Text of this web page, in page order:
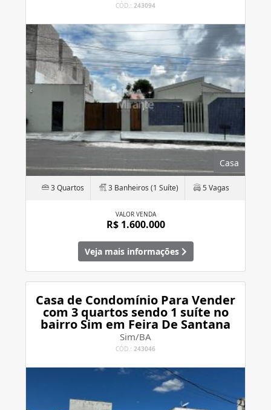
CÓD.: 243094
Casa
3 Quartos 3 Banheiros (1 Suíte) 5 Vagas
VALOR VENDA
R$ 1.600.000
Veja mais informações
Casa de Condomínio Para Vender
com 3 quartos sendo 1 suíte no
bairro Sim em Feira De Santana
Sim/BA
CÓD.: 243046